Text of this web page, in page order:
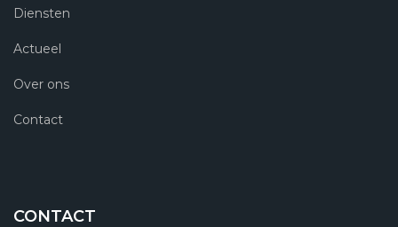
Diensten
Actueel
Over ons
Contact
CONTACT